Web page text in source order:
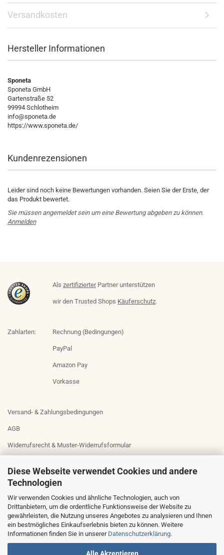
Diese Webseite verwendet Cookies und andere
Technologien
Wir verwenden Cookies und ähnliche Technologien, auch von
Drittanbietern, um die ordentliche Funktionsweise der Website zu
gewährleisten, die Nutzung unseres Angebotes zu analysieren und Ihnen
ein bestmögliches Einkaufserlebnis bieten zu können. Weitere
Informationen finden Sie in unserer Datenschutzerklärung.
Alle Akzeptieren
Versandkosten
Hersteller Informationen
Sponeta
Sponeta GmbH
Gartenstraße 52
99994 Schlotheim
info@sponeta.de
https://www.sponeta.de/
Kundenrezensionen
Leider sind noch keine Bewertungen vorhanden. Seien Sie der Erste, der
das Produkt bewertet.
Sie müssen angemeldet sein um eine Bewertung abgeben zu können.
Anmelden
Als zertifizierterPartner unterstützen
wir den Trusted Shops Käuferschutz.
Zahlarten: Rechnung (Bedingungen)
PayPal
Amazon Pay
Vorkasse
Versand- & Zahlungsbedingungen
AGB
Widerrufsrecht & Muster-Widerrufsformular
Impressum
Kontakt
Sitemap